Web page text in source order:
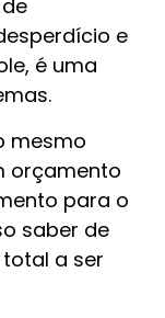
e
é uma
mesmo
orçamento
para o
saber de
a ser